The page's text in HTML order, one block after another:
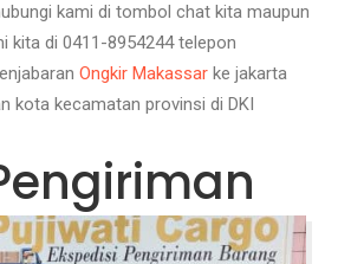
kami di tombol chat kita maupun
kita di 0411-8954244 telepon
Ongkir Makassar ke jakarta
kota kecamatan provinsi di DKI